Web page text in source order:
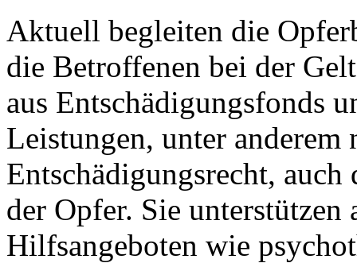
Aktuell begleiten die
die Betroffenen bei der
aus Entschädigungsfonds
Leistungen, unter anderem
Entschädigungsrecht,
der Opfer. Sie
Hilfsangeboten wie